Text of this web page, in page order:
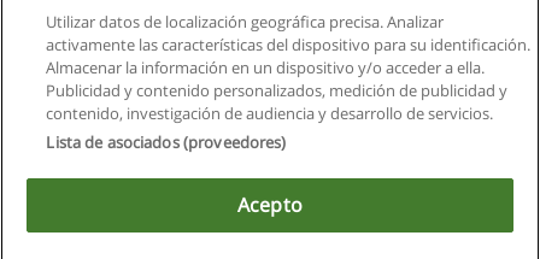
Privacidad de datos
Contactar con Educaedu
Copyright © Educaedu Business S.L. - CIF : B-95610580: -
Utilizar datos de localización geográfica precisa. Analizar
activamente las características del dispositivo para su identificación.
Almacenar la información en un dispositivo y/o acceder a ella.
Publicidad y contenido personalizados, medición de publicidad y
contenido, investigación de audiencia y desarrollo de servicios.
Lista de asociados (proveedores)
Acepto